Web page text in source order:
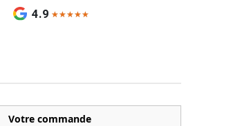
4.9 ★★★★★
★★★★★
Votre commande